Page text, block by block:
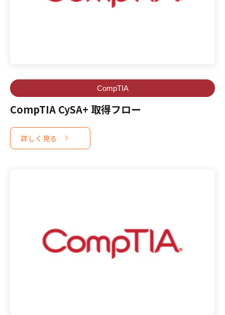
CompTIA
CompTIA CySA+ 取得フロー
詳しく見る